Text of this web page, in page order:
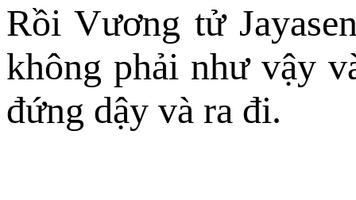
Rồi Vương tử
không phải như vậy
đứng dậy và ra đi.